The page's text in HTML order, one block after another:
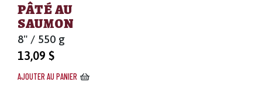
PÂTÉ AU
SAUMON
8" / 550 g
13,09 $
AJOUTER AU PANIER